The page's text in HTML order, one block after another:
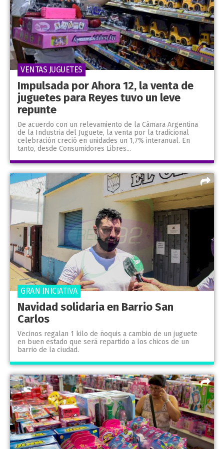
Impulsada por Ahora 12, la venta de
juguetes para Reyes tuvo un leve
repunte
De acuerdo con un relevamiento de la Cámara Argentina
de la Industria del Juguete, la venta por la tradicional
celebración creció en unidades un 1,7% interanual. En
tanto, desde Consumidores Libres...
VENTAS JUGUETES
Navidad solidaria en Barrio San
Carlos
Vecinos regalan 1 kilo de ñoquis a cambio de un juguete
en buen estado que será repartido a los chicos de un
barrio de la ciudad.
GRAN INICIATIVA